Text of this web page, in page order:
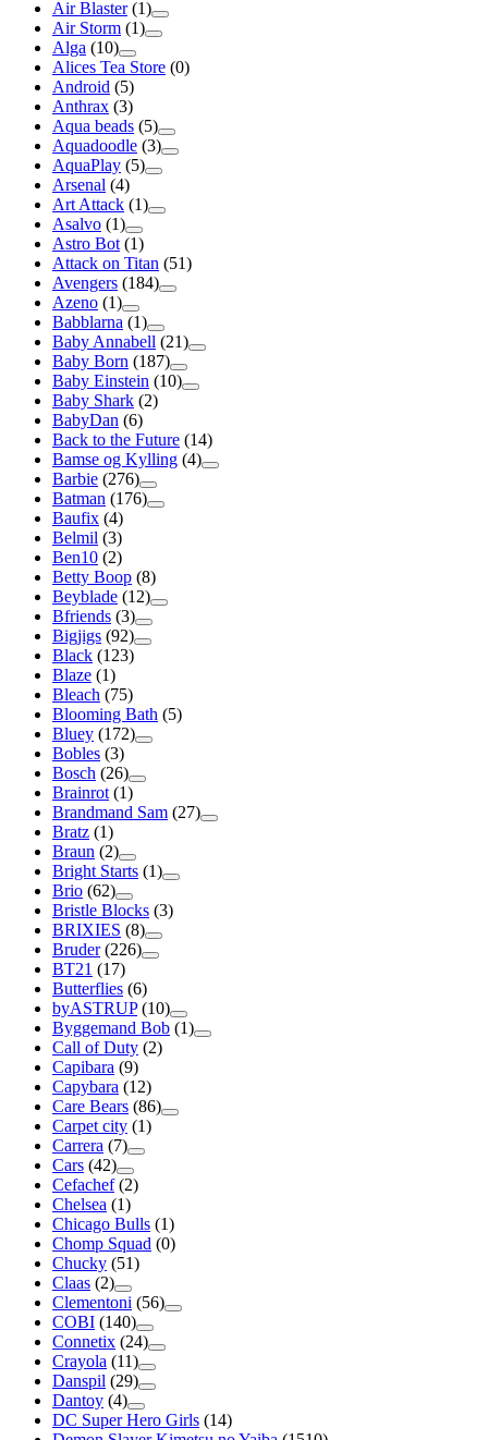
Air Blaster (1)
Air Storm (1)
Alga (10)
Alices Tea Store (0)
Android (5)
Anthrax (3)
Aqua beads (5)
Aquadoodle (3)
AquaPlay (5)
Arsenal (4)
Art Attack (1)
Asalvo (1)
Astro Bot (1)
Attack on Titan (51)
Avengers (184)
Azeno (1)
Babblarna (1)
Baby Annabell (21)
Baby Born (187)
Baby Einstein (10)
Baby Shark (2)
BabyDan (6)
Back to the Future (14)
Bamse og Kylling (4)
Barbie (276)
Batman (176)
Baufix (4)
Belmil (3)
Ben10 (2)
Betty Boop (8)
Beyblade (12)
Bfriends (3)
Bigjigs (92)
Black (123)
Blaze (1)
Bleach (75)
Blooming Bath (5)
Bluey (172)
Bobles (3)
Bosch (26)
Brainrot (1)
Brandmand Sam (27)
Bratz (1)
Braun (2)
Bright Starts (1)
Brio (62)
Bristle Blocks (3)
BRIXIES (8)
Bruder (226)
BT21 (17)
Butterflies (6)
byASTRUP (10)
Byggemand Bob (1)
Call of Duty (2)
Capibara (9)
Capybara (12)
Care Bears (86)
Carpet city (1)
Carrera (7)
Cars (42)
Cefachef (2)
Chelsea (1)
Chicago Bulls (1)
Chomp Squad (0)
Chucky (51)
Claas (2)
Clementoni (56)
COBI (140)
Connetix (24)
Crayola (11)
Danspil (29)
Dantoy (4)
DC Super Hero Girls (14)